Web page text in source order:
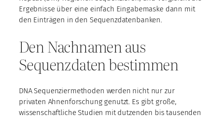
Ergebnisse über eine einfach Eingabemaske dann mit
den Einträgen in den Sequenzdatenbanken.
Den Nachnamen aus
Sequenzdaten bestimmen
DNA Sequenziermethoden werden nicht nur zur
privaten Ahnenforschung genutzt. Es gibt große,
wissenschaftliche Studien mit dutzenden bis tausenden